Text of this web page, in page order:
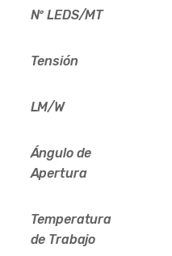
Nº LEDS/MT
Tensión
LM/W
Ángulo de
Apertura
Temperatura
de Trabajo